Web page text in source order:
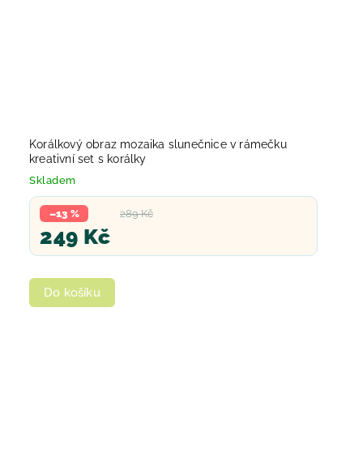
Korálkový obraz mozaika slunečnice v rámečku
kreativní set s korálky
Skladem
289 Kč
–13 %
249 Kč
Do košíku